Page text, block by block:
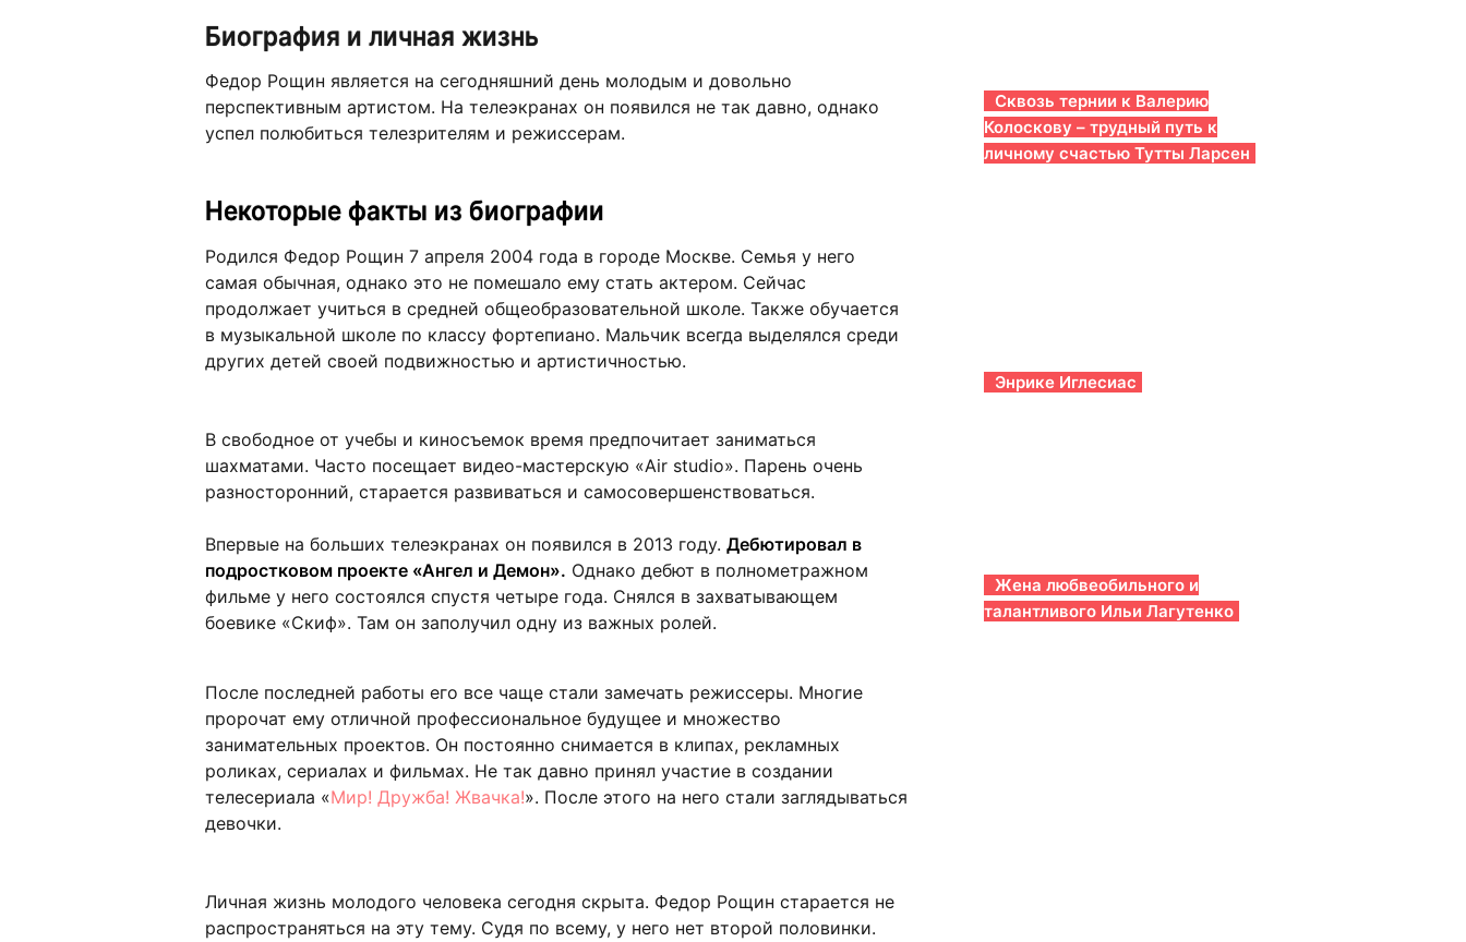
Биография и личная жизнь
Федор Рощин является на сегодняшний день молодым и довольно
перспективным артистом. На телеэкранах он появился не так давно, однако
успел полюбиться телезрителям и режиссерам.
Некоторые факты из биографии
Родился Федор Рощин 7 апреля 2004 года в городе Москве. Семья у него
самая обычная, однако это не помешало ему стать актером. Сейчас
продолжает учиться в средней общеобразовательной школе. Также обучается
в музыкальной школе по классу фортепиано. Мальчик всегда выделялся среди
других детей своей подвижностью и артистичностью.
В свободное от учебы и киносъемок время предпочитает заниматься
шахматами. Часто посещает видео-мастерскую «Air studio». Парень очень
разносторонний, старается развиваться и самосовершенствоваться.
Впервые на больших телеэкранах он появился в 2013 году. Дебютировал в
подростковом проекте «Ангел и Демон». Однако дебют в полнометражном
фильме у него состоялся спустя четыре года. Снялся в захватывающем
боевике «Скиф». Там он заполучил одну из важных ролей.
После последней работы его все чаще стали замечать режиссеры. Многие
пророчат ему отличной профессиональное будущее и множество
занимательных проектов. Он постоянно снимается в клипах, рекламных
роликах, сериалах и фильмах. Не так давно принял участие в создании
телесериала «Мир! Дружба! Жвачка!». После этого на него стали заглядываться
девочки.
Личная жизнь молодого человека сегодня скрыта. Федор Рощин старается не
распространяться на эту тему. Судя по всему, у него нет второй половинки.
Сквозь тернии к Валерию
Колоскову – трудный путь к
личному счастью Тутты Ларсен
Энрике Иглесиас
Жена любвеобильного и
талантливого Ильи Лагутенко